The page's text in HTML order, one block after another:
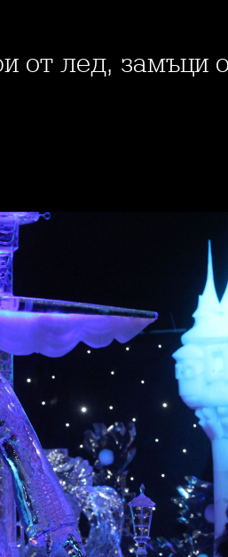
от лед, замъци